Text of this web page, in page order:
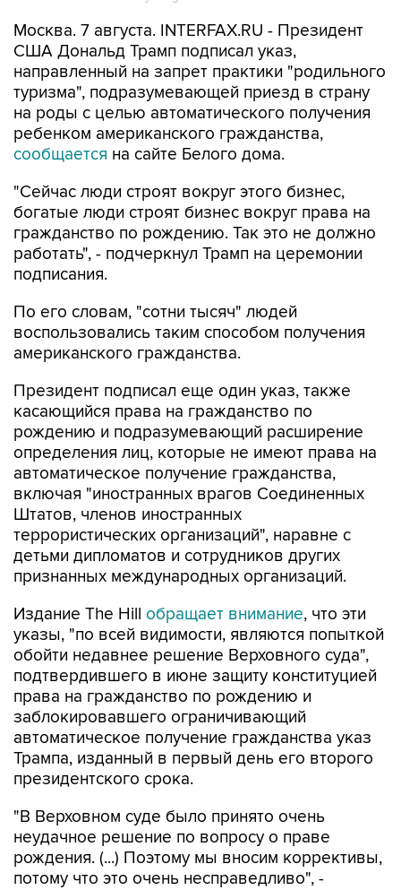
Москва. 7 августа. INTERFAX.RU - Президент
США Дональд Трамп подписал указ,
направленный на запрет практики "родильного
туризма", подразумевающей приезд в страну
на роды с целью автоматического получения
ребенком американского гражданства,
сообщается на сайте Белого дома.
"Сейчас люди строят вокруг этого бизнес,
богатые люди строят бизнес вокруг права на
гражданство по рождению. Так это не должно
работать", - подчеркнул Трамп на церемонии
подписания.
По его словам, "сотни тысяч" людей
воспользовались таким способом получения
американского гражданства.
Президент подписал еще один указ, также
касающийся права на гражданство по
рождению и подразумевающий расширение
определения лиц, которые не имеют права на
автоматическое получение гражданства,
включая "иностранных врагов Соединенных
Штатов, членов иностранных
террористических организаций", наравне с
детьми дипломатов и сотрудников других
признанных международных организаций.
Издание The Hill обращает внимание, что эти
указы, "по всей видимости, являются попыткой
обойти недавнее решение Верховного суда",
подтвердившего в июне защиту конституцией
права на гражданство по рождению и
заблокировавшего ограничивающий
автоматическое получение гражданства указ
Трампа, изданный в первый день его второго
президентского срока.
"В Верховном суде было принято очень
неудачное решение по вопросу о праве
рождения. (...) Поэтому мы вносим коррективы,
потому что это очень несправедливо", -